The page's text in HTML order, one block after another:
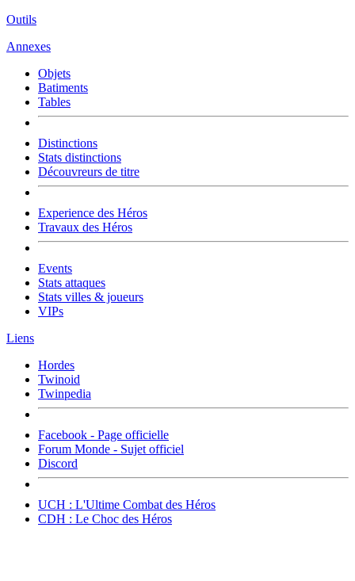
Outils
Annexes
Objets
Batiments
Tables
Distinctions
Stats distinctions
Découvreurs de titre
Experience des Héros
Travaux des Héros
Events
Stats attaques
Stats villes & joueurs
VIPs
Liens
Hordes
Twinoid
Twinpedia
Facebook - Page officielle
Forum Monde - Sujet officiel
Discord
UCH : L'Ultime Combat des Héros
CDH : Le Choc des Héros